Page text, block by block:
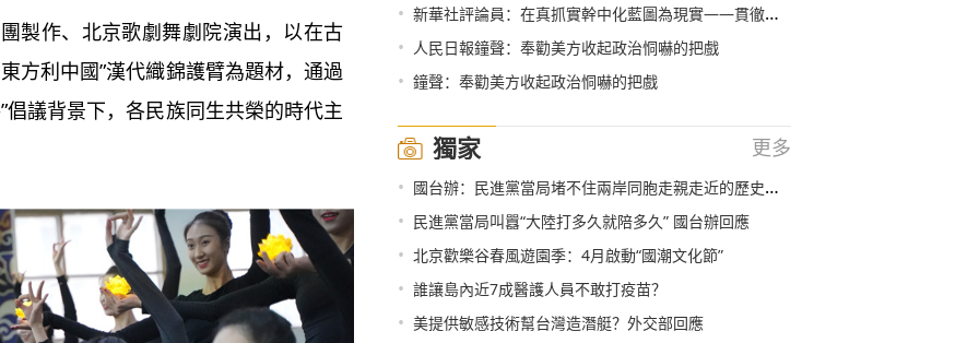
作、北京歌劇舞劇院演出，以在古
方利中國”漢代織錦護臂為題材，通過
議背景下，各民族同生共榮的時代主
• 新華社評論員：在真抓實幹中化藍圖為現實——貫徹落實全國兩會精神
• 人民日報鐘聲：奉勸美方收起政治恫嚇的把戲
• 鐘聲：奉勸美方收起政治恫嚇的把戲
獨家 更多
• 國台辦：民進黨當局堵不住兩岸同胞走親走近的歷史趨勢
• 民進黨當局叫囂“大陸打多久就陪多久” 國台辦回應
• 北京歡樂谷春風遊園季：4月啟動“國潮文化節”
• 誰讓島內近7成醫護人員不敢打疫苗？
• 美提供敏感技術幫台灣造潛艇？外交部回應